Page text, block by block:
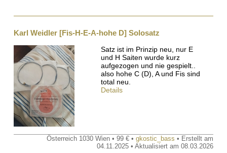
Karl Weidler [Fis-H-E-A-hohe D] Solosatz
Satz ist im Prinzip neu, nur E
und H Saiten wurde kurz
aufgezogen und nie gespielt..
also hohe C (D), A und Fis sind
total neu.
Details
Österreich 1030 Wien • 99 € • gkostic_bass • Erstellt am
04.11.2025 • Aktualisiert am 08.03.2026